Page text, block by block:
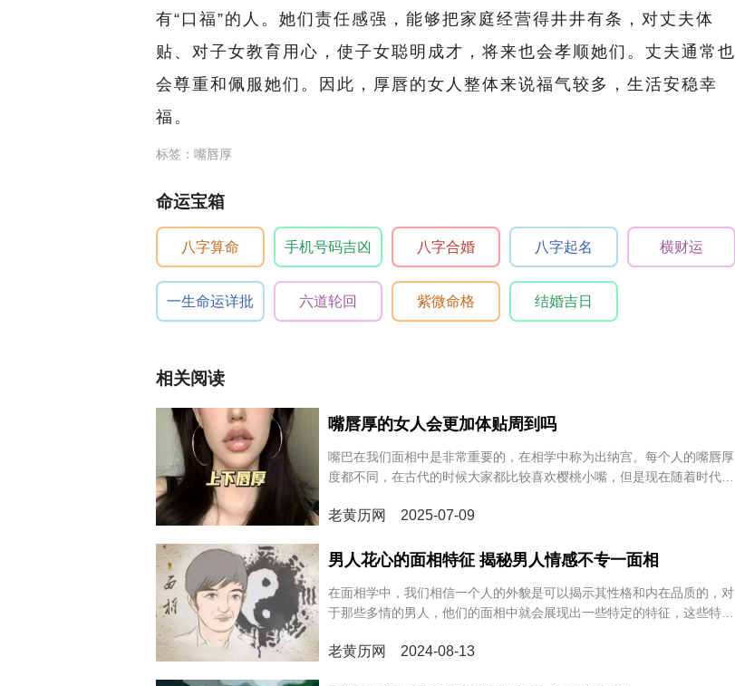
有“口福”的人。她们责任感强，能够把家庭经营得井井有条，对丈夫体
贴、对子女教育用心，使子女聪明成才，将来也会孝顺她们。丈夫通常也
会尊重和佩服她们。因此，厚唇的女人整体来说福气较多，生活安稳幸
福。
标签：嘴唇厚
命运宝箱
八字算命 手机号码吉凶 八字合婚 八字起名 横财运
一生命运详批 六道轮回 紫微命格 结婚吉日
相关阅读
嘴唇厚的女人会更加体贴周到吗
嘴巴在我们面相中是非常重要的，在相学中称为出纳宫。每个人的嘴唇厚
度都不同，在古代的时候大家都比较喜欢樱桃小嘴，但是现在随着时代审
加体贴周到吗，让我们一起来看看下文的分析吧。
老黄历网 2025-07-09
男人花心的面相特征 揭秘男人情感不专一面相
在面相学中，我们相信一个人的外貌是可以揭示其性格和内在品质的，对
于那些多情的男人，他们的面相中就会展现出一些特定的特征，这些特征
征。
老黄历网 2024-08-13